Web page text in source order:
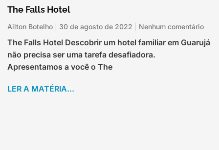
The Falls Hotel
Ailton Botelho 30 de agosto de 2022 Nenhum comentário
The Falls Hotel Descobrir um hotel familiar em Guarujá
não precisa ser uma tarefa desafiadora.
Apresentamos a você o The
LER A MATÉRIA...